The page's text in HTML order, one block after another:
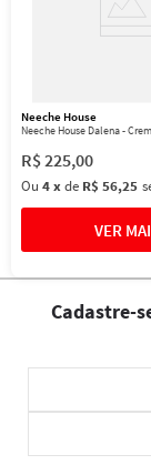
Neeche House
Neeche House Dalena -
R$225,00
Ou 4xde R$ 56,25
Cadastre-